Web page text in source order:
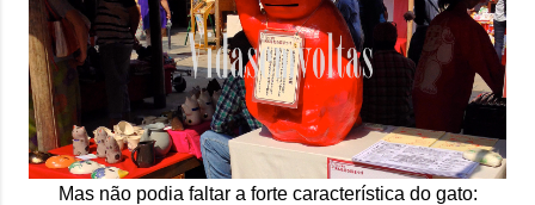
Mas não podia faltar a forte característica do gato: